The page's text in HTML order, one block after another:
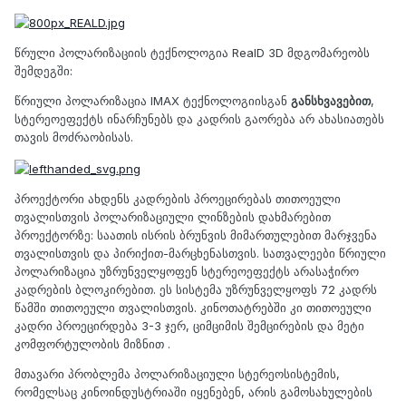
წრული პოლარიზაციის ტექნოლოგია RealD 3D მდგომარეობს
შემდეგში:
წრიული პოლარიზაცია IMAX ტექნოლოგიისგან განსხვავებით,
სტერეოეფექტს ინარჩუნებს და კადრის გაორება არ ახასიათებს
თავის მოძრაობისას.
პროექტორი ახდენს კადრების პროეცირებას თითოეული
თვალისთვის პოლარიზაციული ლინზების დახმარებით
პროექტორზე: საათის ისრის ბრუნვის მიმართულებით მარჯვენა
თვალისთვის და პირიქით-მარცხენასთვის. სათვალეები წრიული
პოლარიზაცია უზრუნველყოფენ სტერეოეფექტს არასაჭირო
კადრების ბლოკირებით. ეს სისტემა უზრუნველყოფს 72 კადრს
წამში თითოეული თვალისთვის. კინოთატრებში კი თითოეული
კადრი პროეცირდება 3-3 ჯერ, ციმციმის შემცირების და მეტი
კომფორტულობის მიზნით .
მთავარი პრობლემა პოლარიზაციული სტერეოსისტემის,
რომელსაც კინოინდუსტრიაში იყენებენ, არის გამოსახულების